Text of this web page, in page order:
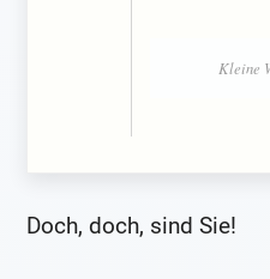
Doch, doch, sind Sie!